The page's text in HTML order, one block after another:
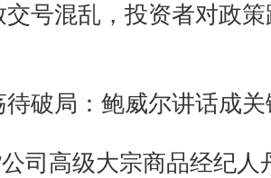
号混乱，投资者对政
局：鲍威尔讲话成关
高级大宗商品经纪人